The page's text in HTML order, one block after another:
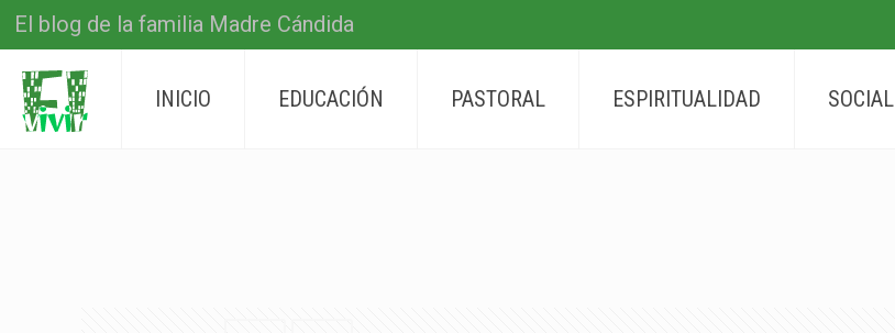
El blog de la familia Madre Cándida
INICIO EDUCACIÓN PASTORAL ESPIRITUALIDAD SOCIAL